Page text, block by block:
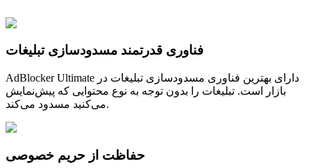
فناوری قدرتمند مسدودسازی تبلیغات
AdBlocker Ultimate دارای بهترین فناوری مسدودسازی تبلیغات در
بازار است. تبلیغات را بدون توجه به نوع محتوایی که پیش‌نمایش
می‌کنید مسدود می‌کند.
حفاظت از حریم خصوصی